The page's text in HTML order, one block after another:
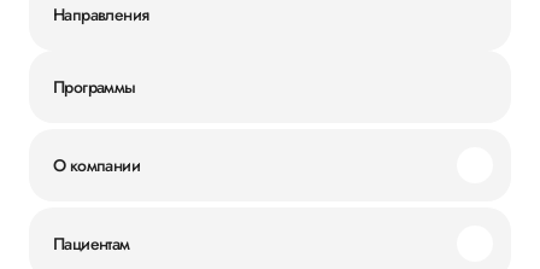
Направления
Программы
О компании
Пациентам